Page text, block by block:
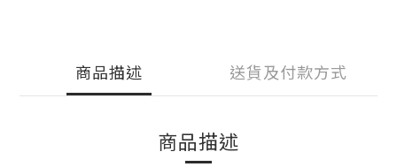
商品描述 送貨及付款方式
商品描述